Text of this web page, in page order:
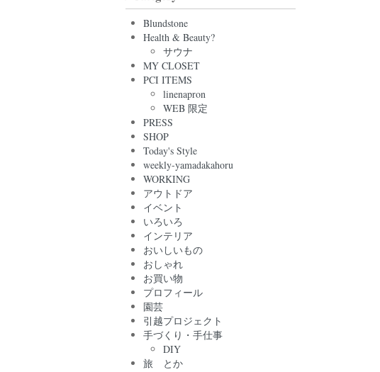
Blundstone
Health & Beauty?
サウナ
MY CLOSET
PCI ITEMS
linenapron
WEB 限定
PRESS
SHOP
Today's Style
weekly-yamadakahoru
WORKING
アウトドア
イベント
いろいろ
インテリア
おいしいもの
おしゃれ
お買い物
プロフィール
園芸
引越プロジェクト
手づくり・手仕事
DIY
旅 とか